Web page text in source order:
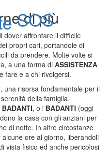
SOS
Toggle
di più
dover affrontare il difficile
propri cari, portandole di
da prendere. Molte volte si
a una forma di ASSISTENZA
fare e a chi rivolgersi.
una risorsa fondamentale per il
della famiglia.
BADANTI, o i BADANTI (oggi
la casa con gli anziani per
di notte. In altre circostanze
ore al giorno, liberandoli
vista fisico ed anche pericolosi